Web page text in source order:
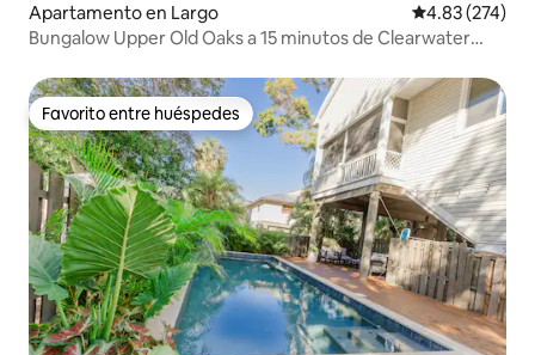
Apartamento en Largo Calificación
4.83 (274)
Bungalow Upper Old Oaks a 15 minutos de Clearwater
Favorito entre huéspedes
Favorito entre huéspedes